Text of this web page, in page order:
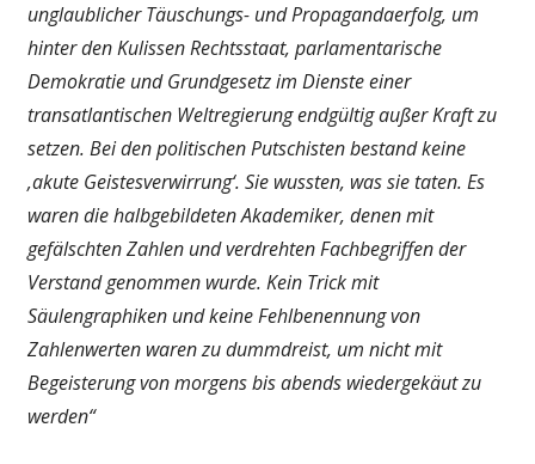
unglaublicher Täuschungs- und Propagandaerfolg, um
hinter den Kulissen Rechtsstaat, parlamentarische
Demokratie und Grundgesetz im Dienste einer
transatlantischen Weltregierung endgültig außer Kraft zu
setzen. Bei den politischen Putschisten bestand keine
‚akute Geistesverwirrung‘. Sie wussten, was sie taten. Es
waren die halbgebildeten Akademiker, denen mit
gefälschten Zahlen und verdrehten Fachbegriffen der
Verstand genommen wurde. Kein Trick mit
Säulengraphiken und keine Fehlbenennung von
Zahlenwerten waren zu dummdreist, um nicht mit
Begeisterung von morgens bis abends wiedergekäut zu
werden“